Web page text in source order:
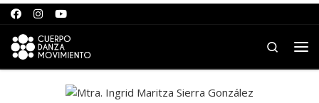
Saltar para o conteúdo
Search